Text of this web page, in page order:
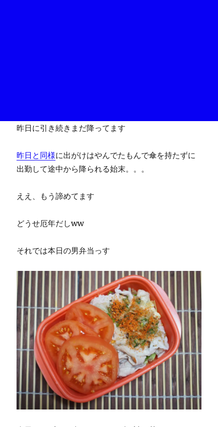
昨日に引き続きまだ降ってます
昨日と同様に出がけはやんでたもんで傘を持たずに
出勤して途中から降られる始末。。。
ええ、もう諦めてます
どうせ厄年だしww
それでは本日の男弁当っす